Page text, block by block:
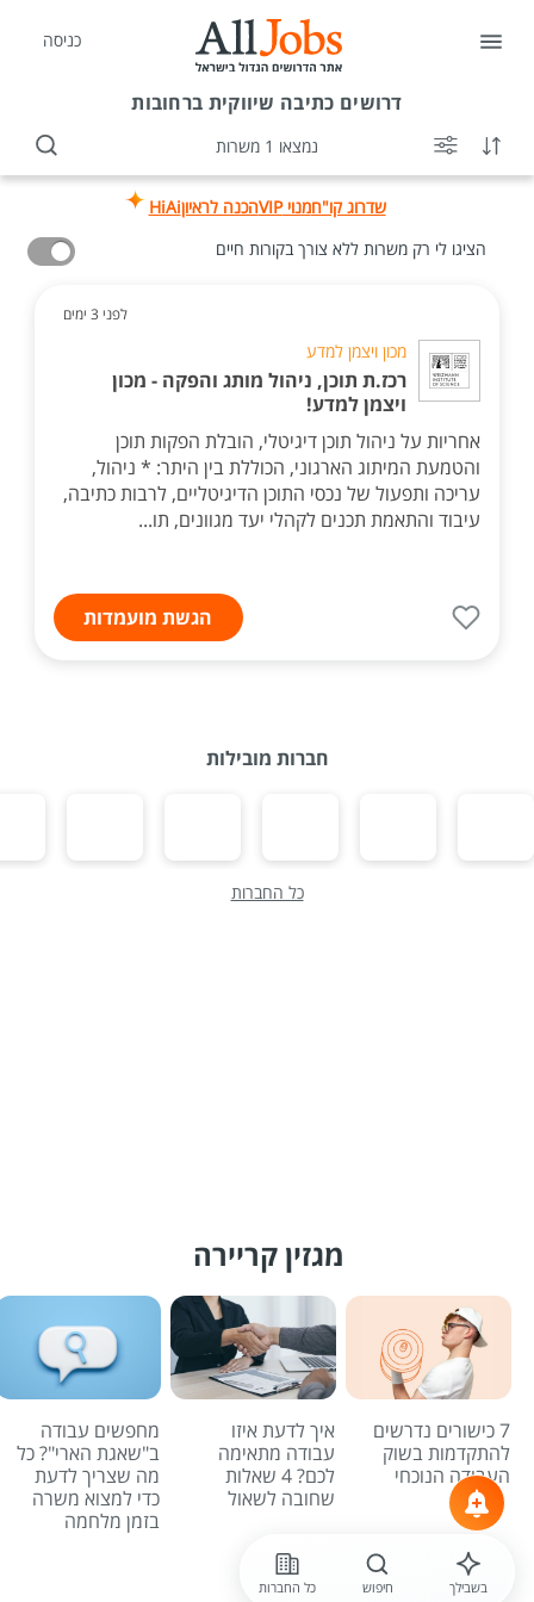
כניסה
דרושים כתיבה שיווקית ברחובות
נמצאו 1 משרות
שדרוג קו"חמנוי VIP הכנה לראיוןHiAi
הציגו לי רק משרות ללא צורך בקורות חיים
לפני 3 ימים
מכון ויצמן למדע
רכז.ת תוכן, ניהול מותג והפקה - מכון
ויצמן למדע!
אחריות על ניהול תוכן דיגיטלי, הובלת הפקות תוכן
והטמעת המיתוג הארגוני, הכוללת בין היתר: * ניהול,
עריכה ותפעול של נכסי התוכן הדיגיטליים, לרבות כתיבה,
עיבוד והתאמת תכנים לקהלי יעד מגוונים, תו...
הגשת מועמדות
חברות מובילות
כל החברות
מגזין קריירה
7 כישורים נדרשים
להתקדמות בשוק
העבודה הנוכחי
איך לדעת איזו
עבודה מתאימה
לכם? 4 שאלות
שחובה לשאול
מחפשים עבודה
ב"שאגת הארי"? כל
מה שצריך לדעת
כדי למצוא משרה
בזמן מלחמה
לכל הכתבות
בשבילך חיפוש כל החברות